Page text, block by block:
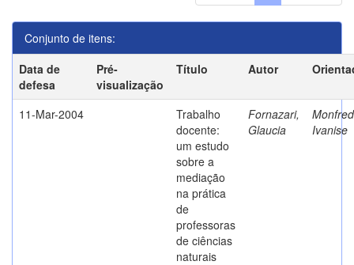
Conjunto de itens:
Data de
defesa
Pré-
visualização
Título Autor
11-Mar-2004
Trabalho
docente:
um estudo
sobre a
mediação
na prática
de
professoras
de ciências
naturais
Fornazari,
Glaucia
Ivanise